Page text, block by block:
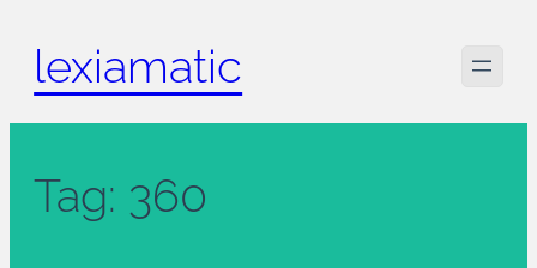
content
lexiamatic
Tag: 360